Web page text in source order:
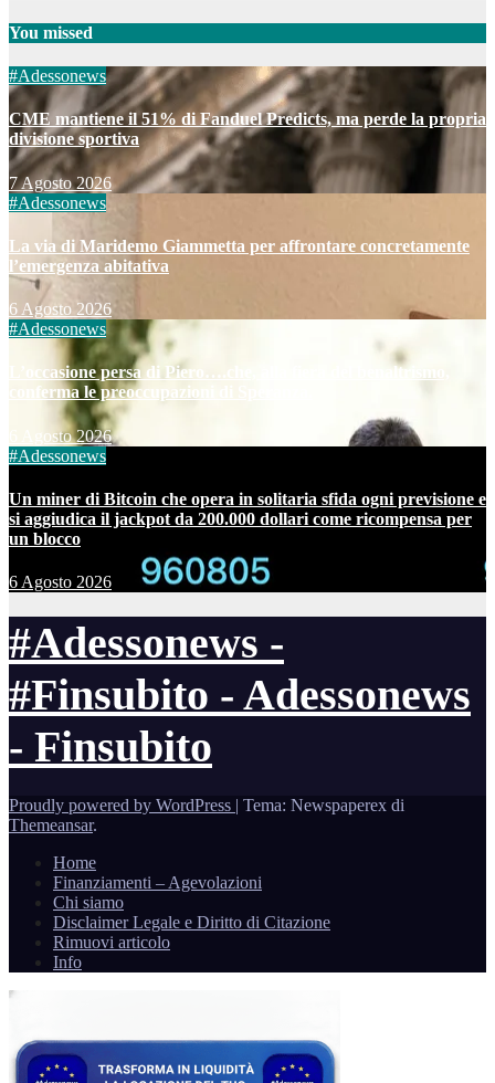
You missed
#Adessonews
CME mantiene il 51% di Fanduel Predicts, ma perde la propria
divisione sportiva
7 Agosto 2026
#Adessonews
La via di Maridemo Giammetta per affrontare concretamente
l’emergenza abitativa
6 Agosto 2026
#Adessonews
L’occasione persa di Piero….che, alla fiera del benaltrismo,
conferma le preoccupazioni di Speranza.
6 Agosto 2026
#Adessonews
Un miner di Bitcoin che opera in solitaria sfida ogni previsione e
si aggiudica il jackpot da 200.000 dollari come ricompensa per
un blocco
6 Agosto 2026
#Adessonews -
#Finsubito - Adessonews
- Finsubito
Proudly powered by WordPress | Tema: Newspaperex di
Themeansar.
Home
Finanziamenti – Agevolazioni
Chi siamo
Disclaimer Legale e Diritto di Citazione
Rimuovi articolo
Info